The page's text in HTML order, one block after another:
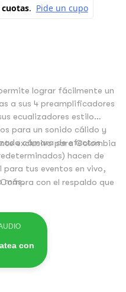
lograr fácilmente un
a sus 4 preamplificadores
ecualizadores estilo
para un sonido cálido y
cámara de efectos
hacen de
tus eventos en vivo,
más.
exclusivo para Colombia
con el respaldo que
con